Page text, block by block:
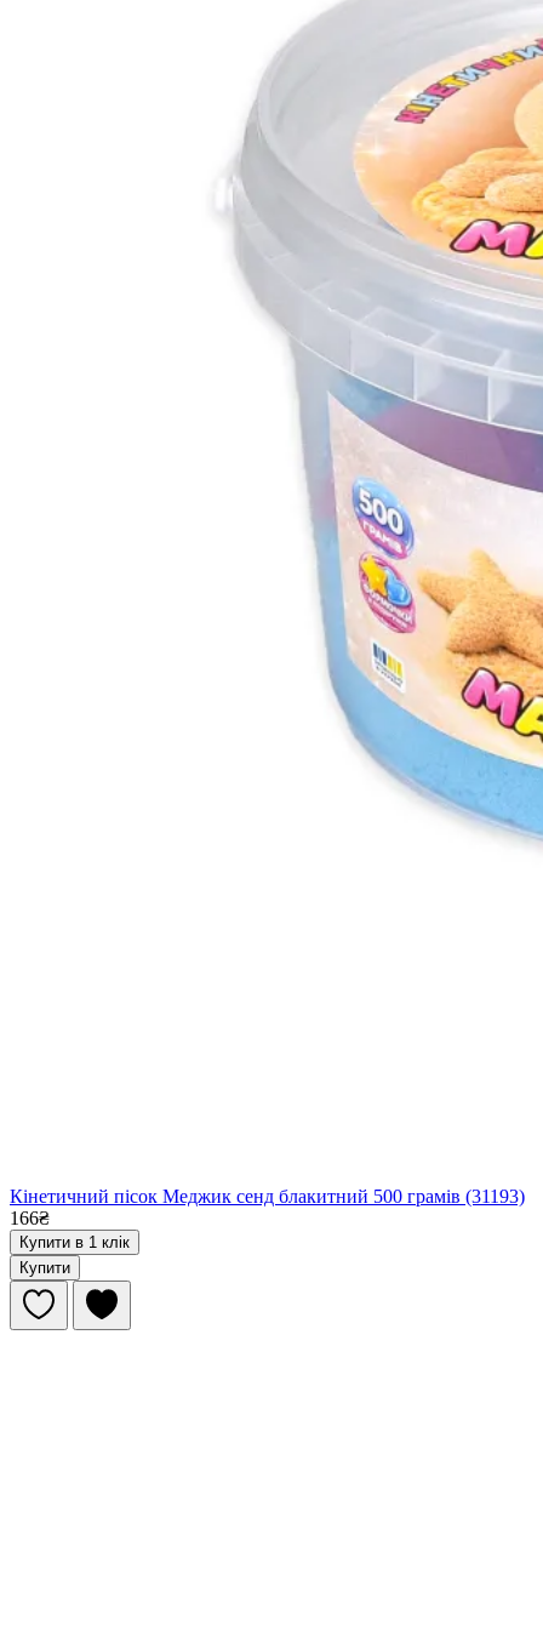
Кінетичний пісок Меджик сенд блакитний 500 грамів (31193)
166₴
Купити в 1 клік
Купити